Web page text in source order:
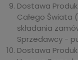
Dostawa
Całego Świata
składania
Sprzedawcy -
Dostawa